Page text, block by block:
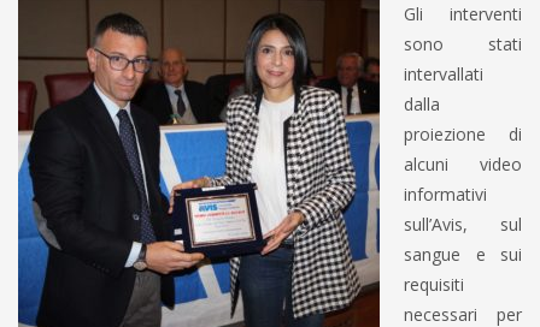
Gli interventi
sono stati
intervallati
dalla
proiezione di
alcuni video
informativi
sull’Avis, sul
sangue e sui
requisiti
necessari per